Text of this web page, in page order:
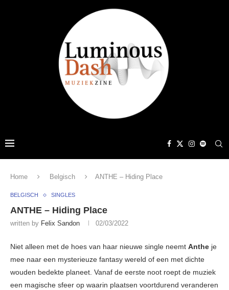
Home Belgisch ANTHE – Hiding Place
BELGISCH SINGLES
ANTHE – Hiding Place
written by Felix Sandon 02/03/2022
Niet alleen met de hoes van haar nieuwe single neemt Anthe je
mee naar een mysterieuze fantasy wereld of een met dichte
wouden bedekte planeet. Vanaf de eerste noot roept de muziek
een magische sfeer op waarin plaatsen voortdurend veranderen